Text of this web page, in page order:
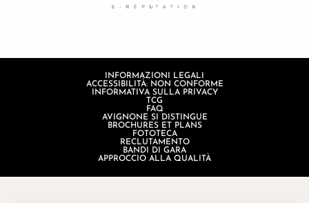
INFORMAZIONI LEGALI
ACCESSIBILITÀ: NON CONFORME
INFORMATIVA SULLA PRIVACY
TCG
FAQ
AVIGNONE SI DISTINGUE
BROCHURES ET PLANS
FOTOTECA
RECLUTAMENTO
BANDI DI GARA
APPROCCIO ALLA QUALITÀ